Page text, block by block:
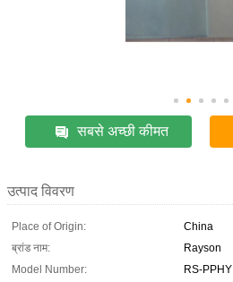
सबसे अच्छी कीमत
उत्पाद विवरण
Place of Origin:
China
ब्रांड नाम:
Rayson
Model Number:
RS-PPHY